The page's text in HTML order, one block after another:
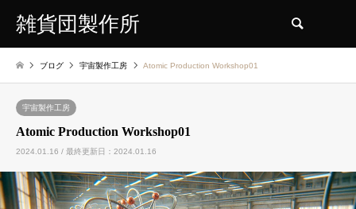
雑貨団製作所
ブログ 宇宙製作工房 Atomic Production Workshop01
宇宙製作工房
Atomic Production Workshop01
2024.01.16 / 最終更新日：2024.01.16